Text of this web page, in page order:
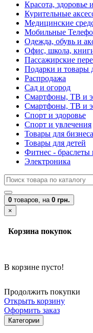
Красота, здоровье
Курительные
Медицинские
Мобильные
Одежда, обувь и
Офис, школа,
Пассажирские
Подарки и товары
Распродажа
Сад и огород
Смартфоны, ТВ и
Смартфоны, ТВ и
Спорт и здоровье
Спорт и увлечения
Товары для бизнеса
Товары для детей
Фитнес - браслеты
Электроника
0 товаров, на 0 грн.
×
Корзина покупок
В корзине пусто!
Продолжить покупки
Открыть корзину
Оформить заказ
Категории